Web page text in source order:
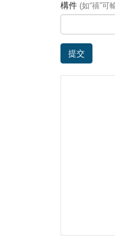
構件 (如“禧”可
提交